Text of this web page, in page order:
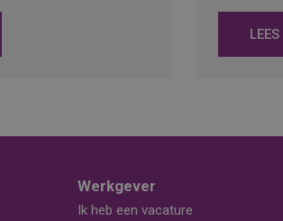
Werkgever
Ik heb een vacature